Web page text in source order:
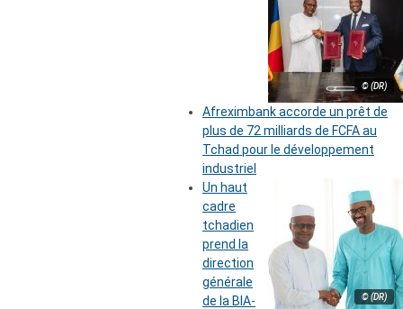
© (DR)
Afreximbank accorde un prêt de
plus de 72 milliards de FCFA au
Tchad pour le développement
industriel
© (DR)
Un haut
cadre
tchadien
prend la
direction
générale
de la BIA-